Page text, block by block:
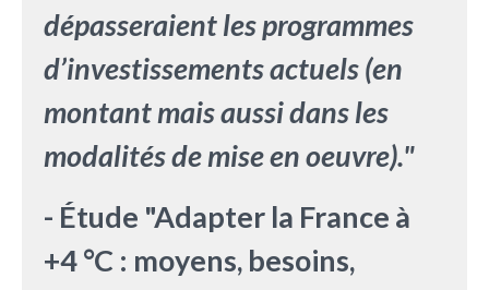
dépasseraient les programmes
d’investissements actuels (en
montant mais aussi dans les
modalités de mise en oeuvre)."
- Étude "Adapter la France à
+4 °C : moyens, besoins,